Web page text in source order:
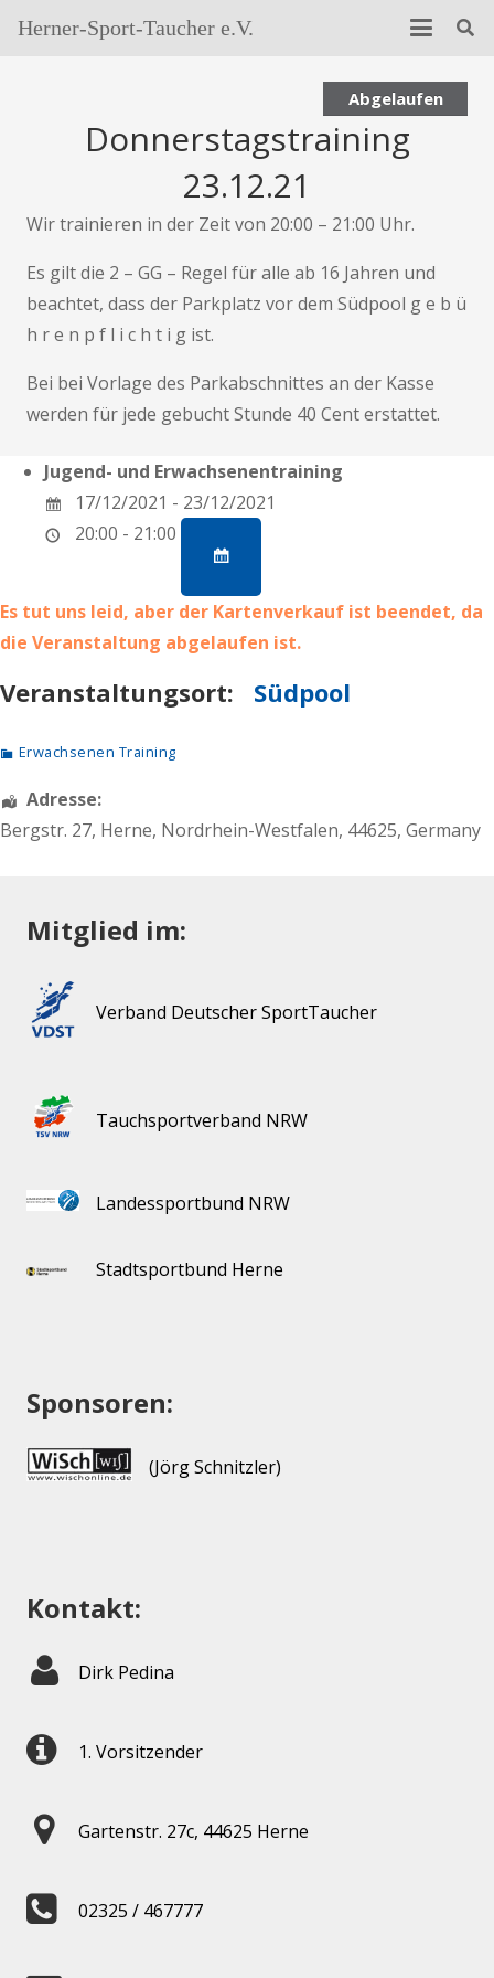
Herner-Sport-Taucher e.V.
Abgelaufen
Donnerstagstraining
23.12.21
Wir trainieren in der Zeit von 20:00 – 21:00 Uhr.
Es gilt die 2 – GG – Regel für alle ab 16 Jahren und
beachtet, dass der Parkplatz vor dem Südpool g e b ü
h r e n p f l i c h t i g ist.
Bei bei Vorlage des Parkabschnittes an der Kasse
werden für jede gebucht Stunde 40 Cent erstattet.
Jugend- und Erwachsenentraining
17/12/2021 - 23/12/2021
20:00 - 21:00
Es tut uns leid, aber der Kartenverkauf ist beendet, da
die Veranstaltung abgelaufen ist.
Veranstaltungsort: Südpool
Erwachsenen Training
Adresse:
Bergstr. 27, Herne, Nordrhein-Westfalen, 44625, Germany
Mitglied im:
Verband Deutscher SportTaucher
Tauchsportverband NRW
Landessportbund NRW
Stadtsportbund Herne
Sponsoren:
(Jörg Schnitzler)
Kontakt:
Dirk Pedina
1. Vorsitzender
Gartenstr. 27c, 44625 Herne
02325 / 467777